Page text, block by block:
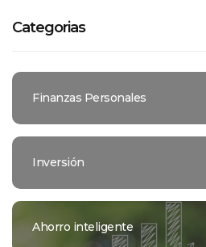
Categorias
Finanzas Personales
Inversión
Ahorro inteligente